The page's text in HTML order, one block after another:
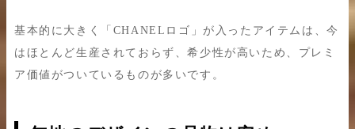
基本的に大きく「CHANELロゴ」が入ったアイテムは、今
はほとんど生産されておらず、希少性が高いため、プレミ
ア価値がついているものが多いです。